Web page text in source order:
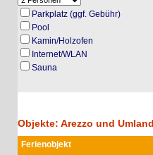
Parkplatz (ggf. Gebühr)
Pool
Kamin/Holzofen
Internet/WLAN
Sauna
Objekte: Arezzo und Umland (3)
Ferienobjekt